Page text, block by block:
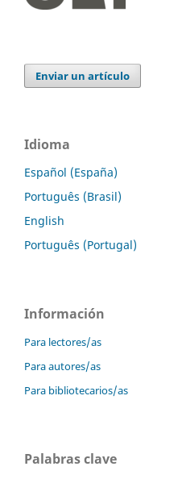
Enviar un artículo
Idioma
Español (España)
Português (Brasil)
English
Português (Portugal)
Información
Para lectores/as
Para autores/as
Para bibliotecarios/as
Palabras clave